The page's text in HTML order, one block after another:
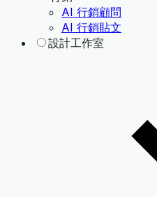
AI 行銷顧問
AI 行銷貼文
設計工作室